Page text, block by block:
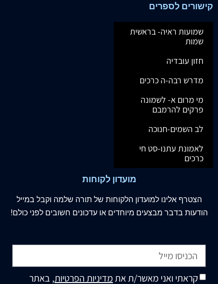
קישורים לספרים
שמועות ראיה- בראשית
שמות
חזון עובדיה
מדרש רבה-ה כרכים
מי מרום א- לשמונה
פרקים להרמבם
לב השמים-חנוכה
לאמונת עתנו-סט חי
כרכים
מועדון לקוחות
הצטרף אלינו למועדון הלקוחות של תורה שלמה וקבל במייל
הודעות בדבר מבצעים מיוחדים או עדכונים חשובים לפני כולם!
קראתי ואני מאשר/ת אתמדיניות הפרטיות, באתר